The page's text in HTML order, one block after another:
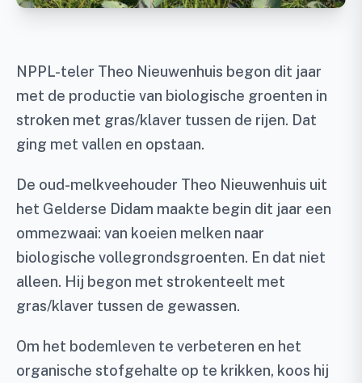
NPPL-teler Theo Nieuwenhuis begon dit jaar
met de productie van biologische groenten in
stroken met gras/klaver tussen de rijen. Dat
ging met vallen en opstaan.
De oud-melkveehouder Theo Nieuwenhuis uit
het Gelderse Didam maakte begin dit jaar een
ommezwaai: van koeien melken naar
biologische vollegrondsgroenten. En dat niet
alleen. Hij begon met strokenteelt met
gras/klaver tussen de gewassen.
Om het bodemleven te verbeteren en het
organische stofgehalte op te krikken, koos hij